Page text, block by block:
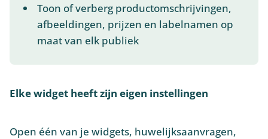
Toon of verberg productomschrijvingen,
afbeeldingen, prijzen en labelnamen op
maat van elk publiek
Elke widget heeft zijn eigen instellingen
Open één van je widgets, huwelijksaanvragen,